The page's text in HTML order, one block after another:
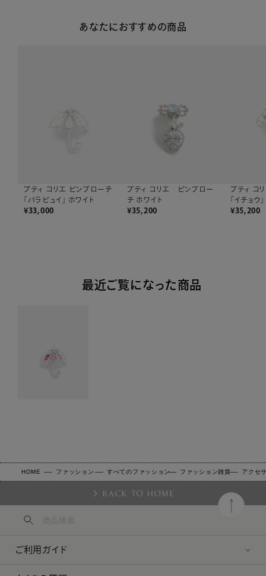
あなたにおすすめの商品
プティ コリエ ピンブローチ
「パラピュイ」 ホワイト
¥33,000
プティ コリエ ピンブロー
チ ホワイト
¥35,200
プティ コ
「イチョウ
¥35,200
最近ご覧になった商品
HOME ファッション すべてのファッション ファッション雑貨 アクセ
BACK TO HOME
ご利用ガイド